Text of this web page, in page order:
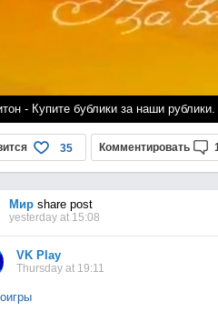
- Купите бублики за наши рублики.
35 Комментировать
Мирshare post
yesterday at 15:08
VK Play
Thursday at 19:11